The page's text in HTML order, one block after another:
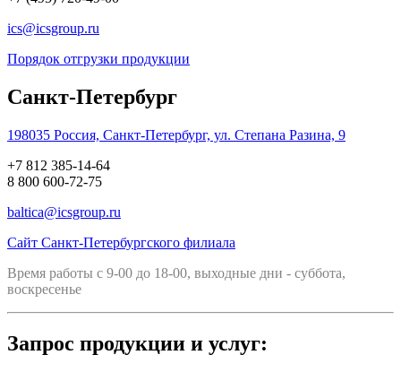
ics@icsgroup.ru
Порядок отгрузки продукции
Санкт-Петербург
198035 Россия, Санкт-Петербург, ул. Степана Разина, 9
+7 812 385-14-64
8 800 600-72-75
baltica@icsgroup.ru
Сайт Санкт-Петербургского филиала
Время работы с 9-00 до 18-00, выходные дни - суббота,
воскресенье
Запрос продукции и услуг: